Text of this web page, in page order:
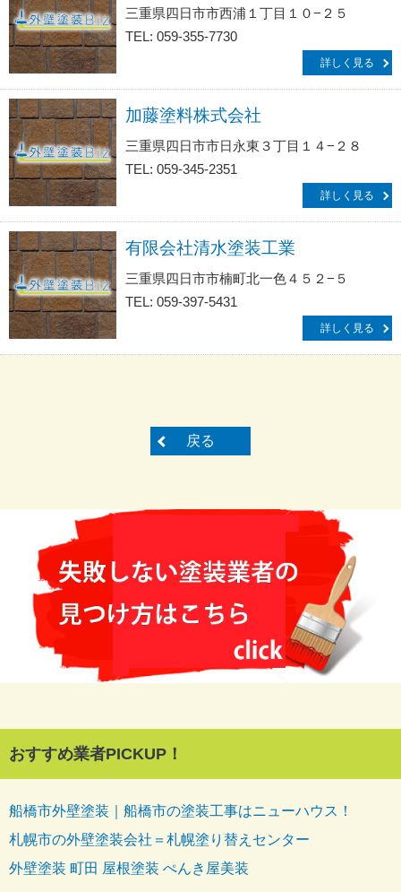
三重県四日市市西浦１丁目１０−２５
TEL: 059-355-7730
詳しく見る
加藤塗料株式会社
三重県四日市市日永東３丁目１４−２８
TEL: 059-345-2351
詳しく見る
有限会社清水塗装工業
三重県四日市市楠町北一色４５２−５
TEL: 059-397-5431
詳しく見る
戻る
おすすめ業者PICKUP！
船橋市外壁塗装｜船橋市の塗装工事はニューハウス！
札幌市の外壁塗装会社＝札幌塗り替えセンター
外壁塗装 町田 屋根塗装 ぺんき屋美装